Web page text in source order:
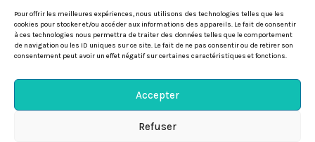
Pour offrir les meilleures expériences, nous utilisons des technologies telles que les
cookies pour stocker et/ou accéder aux informations des appareils. Le fait de consentir
à ces technologies nous permettra de traiter des données telles que le comportement
de navigation ou les ID uniques sur ce site. Le fait de ne pas consentir ou de retirer son
consentement peut avoir un effet négatif sur certaines caractéristiques et fonctions.
Accepter
Refuser
https://festiwild.org/contact
© Festiwild 2026
Politique-de-confidentialité